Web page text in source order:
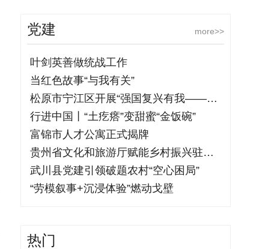
more>>
党建
叶剑英善做统战工作
当红色故事“与我有关”
松原市宁江区开展“强国复兴有我——铭记
行进中国丨“土疙瘩”变甜蜜“金饭碗”
富锦市人才公寓正式揭牌
贵州省文化和旅游厅赋能乡村振兴驻村干部
武川县党建引领破题农村“空心困局”
“劳模叙事+沉浸体验”燃动戈壁
热门